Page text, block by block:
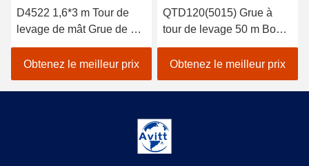
D4522 1,6*3 m Tour de
levage de mât Grue de 6
tonnes Capacité de
charge Hauteur du mât
25,5 m
Obtenez le meilleur prix
QTD120(5015) Grue à
tour de levage 50 m Boum
de levage 1,5 t Capacité
de charge finale
Obtenez le meilleur prix